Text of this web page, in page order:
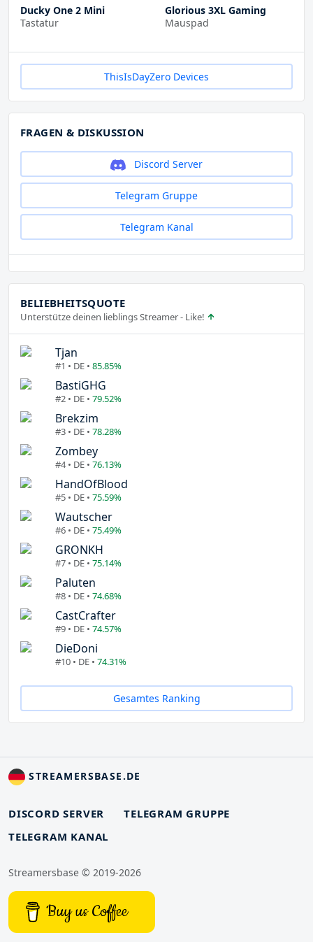
Ducky One 2 Mini
Tastatur
Glorious 3XL Gaming
Mauspad
ThisIsDayZero Devices
FRAGEN & DISKUSSION
Discord Server
Telegram Gruppe
Telegram Kanal
BELIEBHEITSQUOTE
Unterstütze deinen lieblings Streamer - Like!
Tjan
#1 • DE • 85.85%
BastiGHG
#2 • DE • 79.52%
Brekzim
#3 • DE • 78.28%
Zombey
#4 • DE • 76.13%
HandOfBlood
#5 • DE • 75.59%
Wautscher
#6 • DE • 75.49%
GRONKH
#7 • DE • 75.14%
Paluten
#8 • DE • 74.68%
CastCrafter
#9 • DE • 74.57%
DieDoni
#10 • DE • 74.31%
Gesamtes Ranking
STREAMERSBASE.DE
DISCORD SERVER
TELEGRAM GRUPPE
TELEGRAM KANAL
Streamersbase © 2019-2026
Buy us Coffee